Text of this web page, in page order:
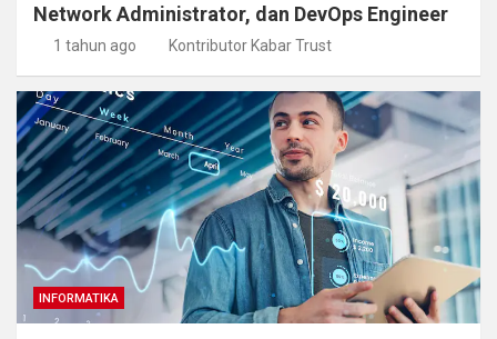
Network Administrator, dan DevOps Engineer
1 tahun ago Kontributor Kabar Trust
INFORMATIKA